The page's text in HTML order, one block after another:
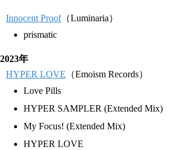
Innocent Proof（Luminaria）
prismatic
2023年
HYPER LOVE （Emoism Records）
Love Pills
HYPER SAMPLER (Extended Mix)
My Focus! (Extended Mix)
HYPER LOVE